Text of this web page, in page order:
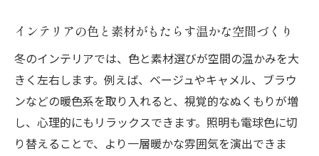
インテリアの色と素材がもたらす温かな空間づくり
冬のインテリアでは、色と素材選びが空間の温かみを大
きく左右します。例えば、ベージュやキャメル、ブラウ
ンなどの暖色系を取り入れると、視覚的なぬくもりが増
し、心理的にもリラックスできます。照明も電球色に切
り替えることで、より一層暖かな雰囲気を演出できま